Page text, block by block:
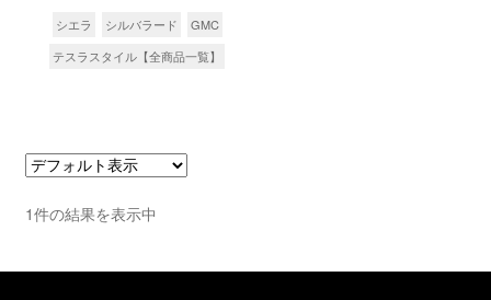
シエラ シルバラード
GMC
テスラスタイル【全商品一覧】
1件の結果を表示中